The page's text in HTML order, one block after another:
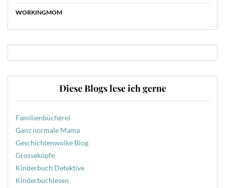
WORKINGMOM
Diese Blogs lese ich gerne
Familienbücherei
Ganz normale Mama
Geschichtenwolke Blog
Grosseköpfe
Kinderbuch Detektive
Kinderbuchlesen